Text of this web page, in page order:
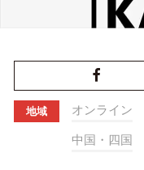
地域 オンライン
中国・四国